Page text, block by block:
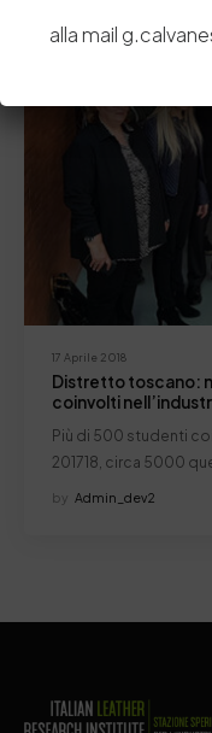
17 Aprile 2018
Distretto toscano:
coinvolti
Più di 500 studenti
201718, circa 5000
by Admin_dev2
alla mail